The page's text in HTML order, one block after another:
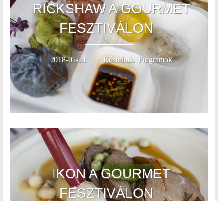
RICKSHAW A GOURMET
FESZTIVÁLON
2018-05-21 Kóstoltuk, Programok
IKON A GOURMET
FESZTIVÁLON